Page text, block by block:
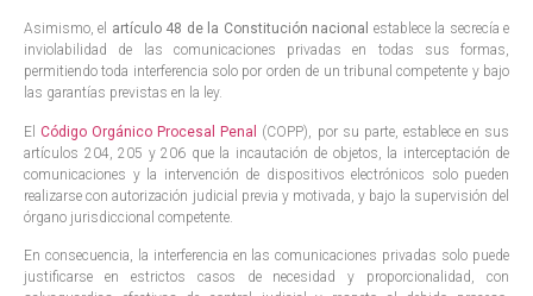
Asimismo, el artículo 48 de la Constitución nacional establece la secrecía e
inviolabilidad de las comunicaciones privadas en todas sus formas,
permitiendo toda interferencia solo por orden de un tribunal competente y bajo
las garantías previstas en la ley.
ElCódigo Orgánico Procesal Penal
(COPP), por su parte, establece en sus
artículos 204, 205 y 206 que la incautación de objetos, la interceptación de
comunicaciones y la intervención de dispositivos electrónicos solo pueden
realizarse con autorización judicial previa y motivada, y bajo la supervisión del
órgano jurisdiccional competente.
En consecuencia, la interferencia en las comunicaciones privadas solo puede
justificarse en estrictos casos de necesidad y proporcionalidad, con